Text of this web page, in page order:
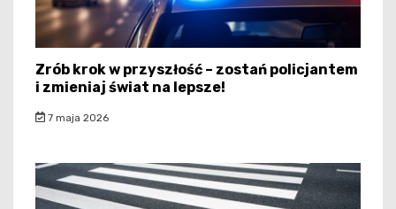
Zrób krok w przyszłość – zostań policjantem
i zmieniaj świat na lepsze!
7 maja 2026